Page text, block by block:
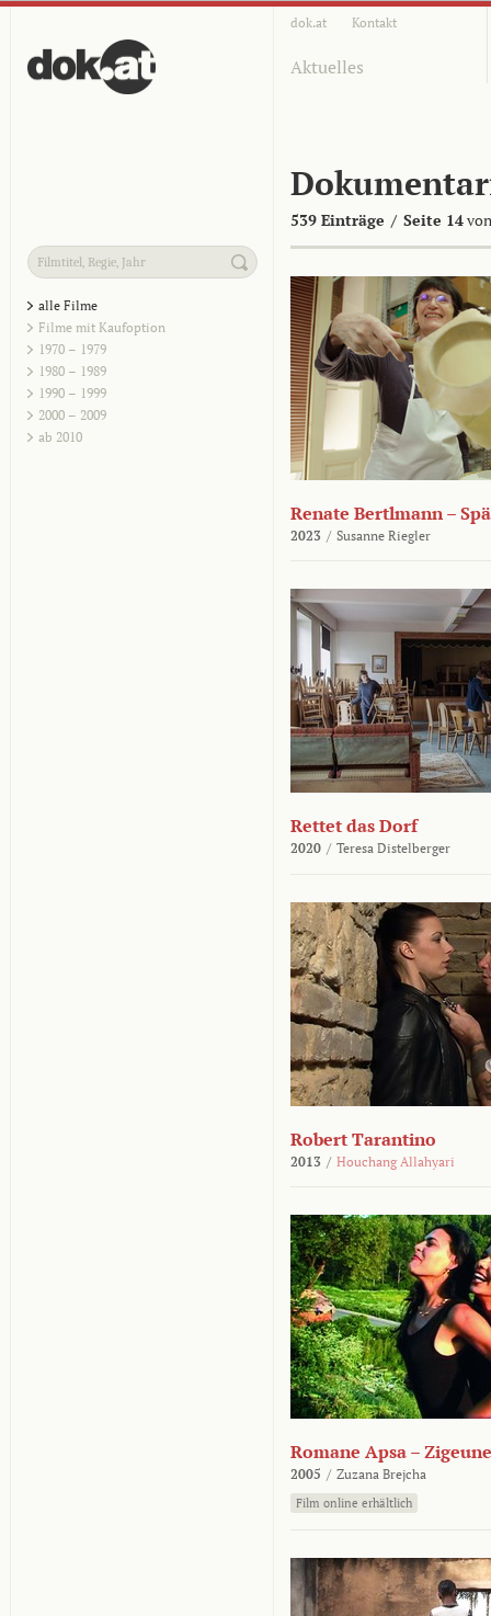
dok.at Kontakt
Aktuelles
539 Einträge / Seite 14
alle Filme
Filme mit Kaufoption
1970 – 1979
1980 – 1989
1990 – 1999
2000 – 2009
ab 2010
Renate Bertlmann –
2023 / Susanne Riegler
Rettet das Dorf
2020 / Teresa Distelberger
Robert Tarantino
2013 / Houchang Allahyari
Romane Apsa –
2005 / Zuzana Brejcha
Film online erhältlich